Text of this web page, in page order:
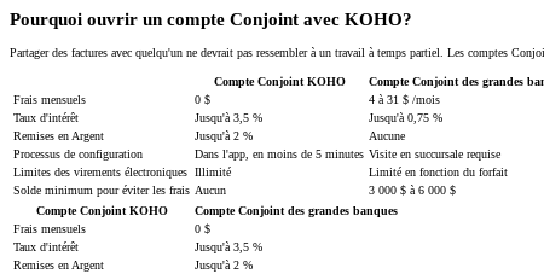
Pourquoi ouvrir un compte Conjoint avec KOHO?
Partager des factures avec quelqu'un ne devrait pas ressembler à un travail à temps partiel. Les comptes
Compte Conjoint KOHO
Compte Conjoint des grandes
Frais mensuels
0 $
4 à 31 $ /mois
Taux d'intérêt
Jusqu'à 3,5 %
Jusqu'à 0,75 %
Remises en Argent
Jusqu'à 2 %
Aucune
Processus de configuration
Dans l'app, en moins de 5 minutes Visite en succursale requise
Limites des virements électroniques Illimité
Limité en fonction du forfait
Solde minimum pour éviter les frais Aucun
3 000 $ à 6 000 $
Compte Conjoint KOHO
Compte Conjoint des grandes banques
Frais mensuels
0 $
Taux d'intérêt
Jusqu'à 3,5 %
Remises en Argent
Jusqu'à 2 %